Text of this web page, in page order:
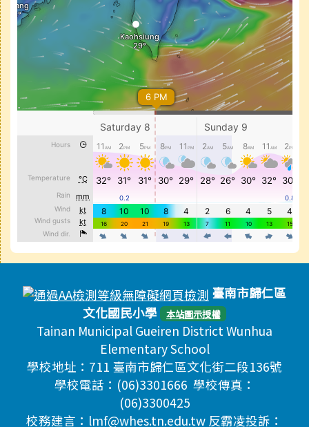
頁尾區域內容
臺南市歸仁區
文化國民小學 本站圖示授權
Tainan Municipal Gueiren District Wunhua
Elementary School
學校地址：711 臺南市歸仁區文化街二段136號
學校電話：(06)3301666 學校傳真：
(06)3300425
校務建言：lmf@whes.tn.edu.tw 反霸凌投訴：